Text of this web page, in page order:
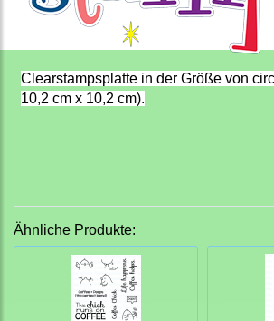
Clearstampsplatte in der Größe von
10,2 cm x 10,2 cm).
Ähnliche Produkte: